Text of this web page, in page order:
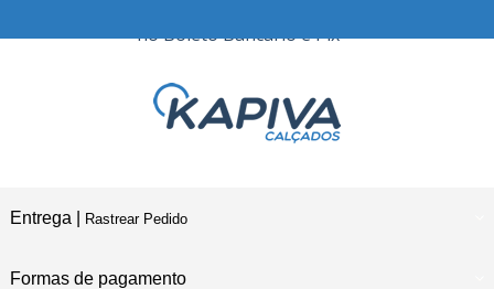
no Boleto Bancário e Pix
Entrega | Rastrear Pedido
Formas de pagamento